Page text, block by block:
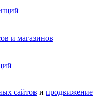
и магазинов
сайтов и продвижение